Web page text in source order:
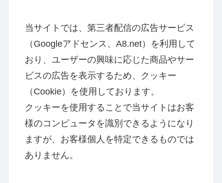
当サイトでは、第三者配信の広告サービス
（Googleアドセンス、A8.net）を利用して
おり、ユーザーの興味に応じた商品やサー
ビスの広告を表示するため、クッキー
（Cookie）を使用しております。
クッキーを使用することで当サイトはお客
様のコンピュータを識別できるようになり
ますが、お客様個人を特定できるものでは
ありません。